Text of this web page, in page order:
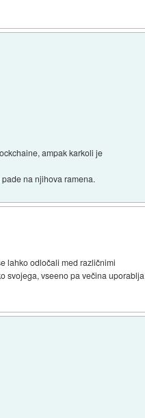
ampak karkoli je
na njihova ramena.
lahko odločali med različnimi
svojega, vseeno pa večina uporablja